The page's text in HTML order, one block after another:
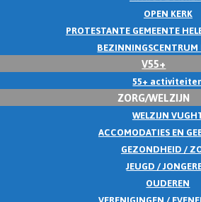
OPEN KERK
PROTESTANTE GEMEENTE
BEZINNINGSCENTRUM
V55+
55+
ZORG/WELZIJN
WELZIJN
ACCOMODATIES EN
GEZONDHEID /
JEUGD /
OUDEREN